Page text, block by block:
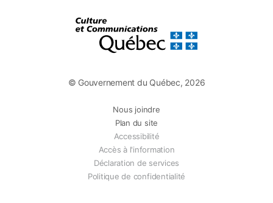
© Gouvernement du Québec, 2026
Nous joindre
Plan du site
Accessibilité
Accès à l'information
Déclaration de services
Politique de confidentialité